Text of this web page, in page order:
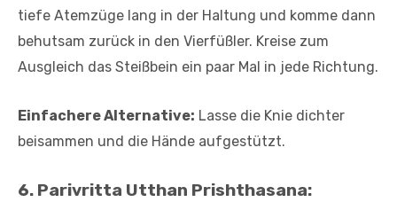
tiefe Atemzüge lang in der Haltung und komme dann
behutsam zurück in den Vierfüßler. Kreise zum
Ausgleich das Steißbein ein paar Mal in jede Richtung.
Einfachere Alternative: Lasse die Knie dichter
beisammen und die Hände aufgestützt.
6. Parivritta Utthan Prishthasana: